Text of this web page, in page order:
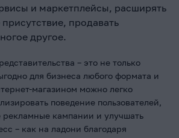
и маркетплейсы, расширять
продавать
другое.
– это не только
для бизнеса любого формата и
магазином можно легко
поведение пользователей,
рекламные кампании и улучшать
– как на ладони благодаря